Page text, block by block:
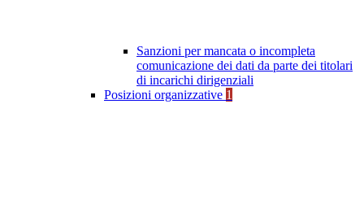
Sanzioni per mancata o incompleta
comunicazione dei dati da parte dei titolari
di incarichi dirigenziali
Posizioni organizzative 1